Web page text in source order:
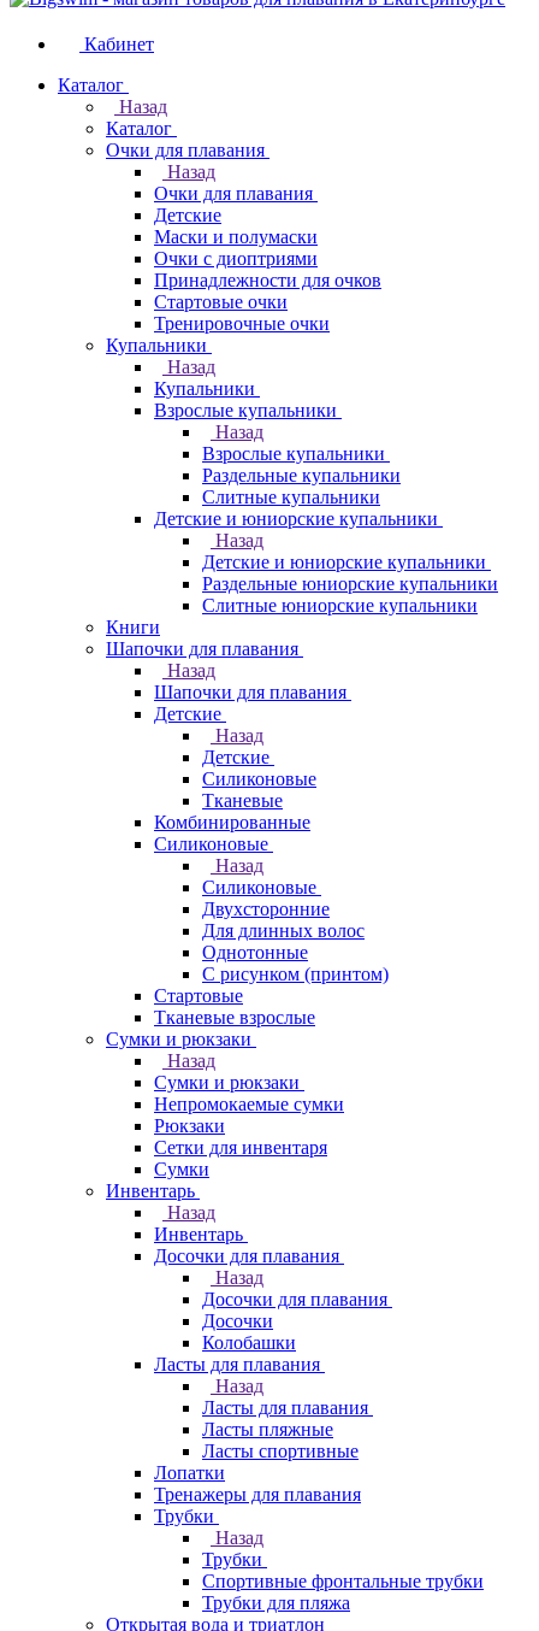
Кабинет
Каталог
Назад
Каталог
Очки для плавания
Назад
Очки для плавания
Детские
Маски и полумаски
Очки с диоптриями
Принадлежности для очков
Стартовые очки
Тренировочные очки
Купальники
Назад
Купальники
Взрослые купальники
Назад
Взрослые купальники
Раздельные купальники
Слитные купальники
Детские и юниорские купальники
Назад
Детские и юниорские купальники
Раздельные юниорские купальники
Слитные юниорские купальники
Книги
Шапочки для плавания
Назад
Шапочки для плавания
Детские
Назад
Детские
Силиконовые
Тканевые
Комбинированные
Силиконовые
Назад
Силиконовые
Двухсторонние
Для длинных волос
Однотонные
С рисунком (принтом)
Стартовые
Тканевые взрослые
Сумки и рюкзаки
Назад
Сумки и рюкзаки
Непромокаемые сумки
Рюкзаки
Сетки для инвентаря
Сумки
Инвентарь
Назад
Инвентарь
Досочки для плавания
Назад
Досочки для плавания
Досочки
Колобашки
Ласты для плавания
Назад
Ласты для плавания
Ласты пляжные
Ласты спортивные
Лопатки
Тренажеры для плавания
Трубки
Назад
Трубки
Спортивные фронтальные трубки
Трубки для пляжа
Открытая вода и триатлон